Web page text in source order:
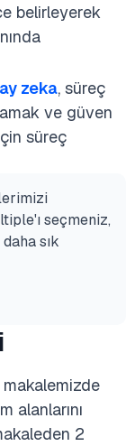
belirleyerek
zeka, süreç
ve güven
süreç
seçmeniz,
sık
makalemizde
alanlarını
2